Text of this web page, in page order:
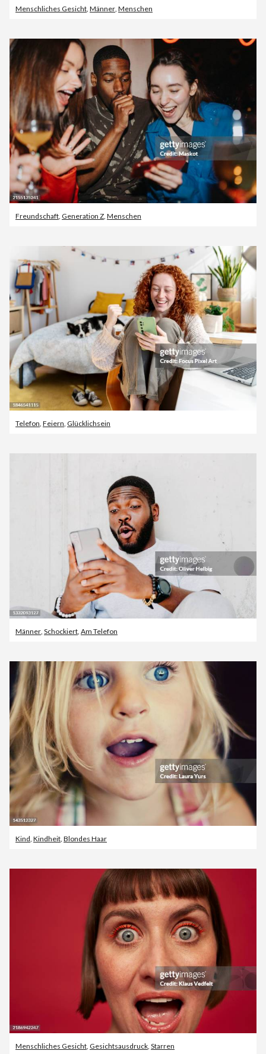
Menschliches Gesicht Männer Menschen
Freundschaft, Generation Z, Menschen
Telefon, Feiern, Glücklichsein
Männer Schockiert Am Telefon
Kind, Kindheit, Blondes Haar
Menschliches Gesicht, Gesichtsausdruck, Starren